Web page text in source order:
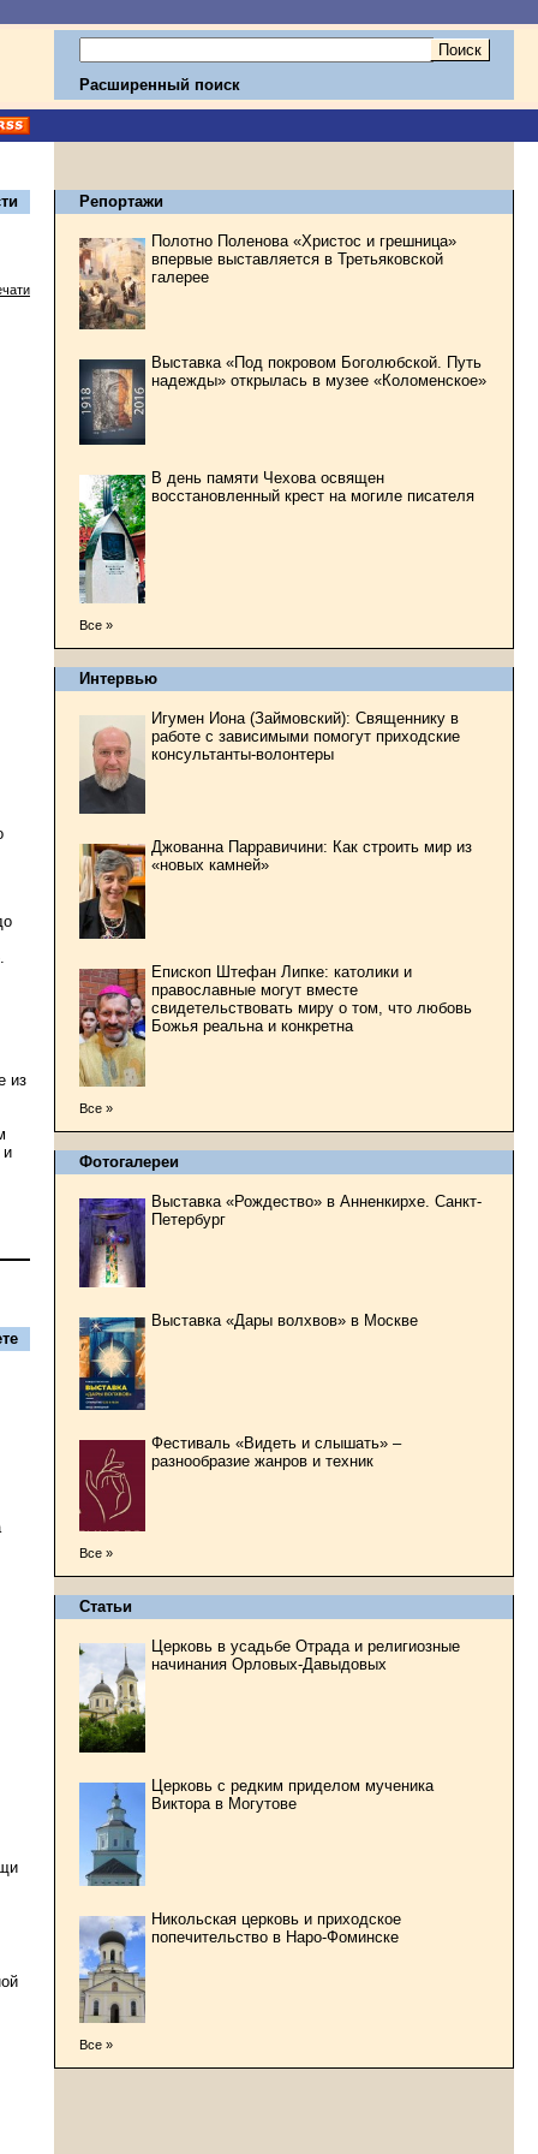
Расширенный поиск
из
и
Репортажи
Полотно Поленова «Христос и грешница»
впервые выставляется в Третьяковской
галерее
Выставка «Под покровом Боголюбской. Путь
надежды» открылась в музее «Коломенское»
В день памяти Чехова освящен
восстановленный крест на могиле писателя
Все »
Интервью
Игумен Иона (Займовский): Священнику в
работе с зависимыми помогут приходские
консультанты-волонтеры
Джованна Парравичини: Как строить мир из
«новых камней»
Епископ Штефан Липке: католики и
православные могут вместе
свидетельствовать миру о том, что любовь
Божья реальна и конкретна
Все »
Фотогалереи
Выставка «Рождество» в Анненкирхе. Санкт-
Петербург
Выставка «Дары волхвов» в Москве
Фестиваль «Видеть и слышать» –
разнообразие жанров и техник
Все »
Статьи
Церковь в усадьбе Отрада и религиозные
начинания Орловых-Давыдовых
Церковь с редким приделом мученика
Виктора в Могутове
Никольская церковь и приходское
попечительство в Наро-Фоминске
Все »